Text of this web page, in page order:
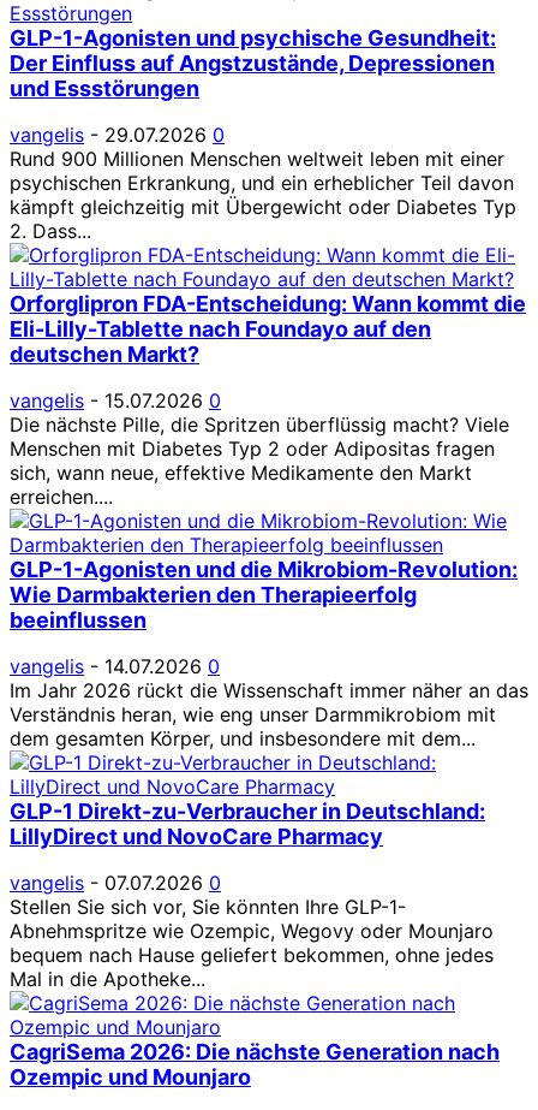
GLP-1-Agonisten und psychische Gesundheit:
Der Einfluss auf Angstzustände, Depressionen
und Essstörungen
vangelis - 29.07.2026 0
Rund 900 Millionen Menschen weltweit leben mit einer
psychischen Erkrankung, und ein erheblicher Teil davon
kämpft gleichzeitig mit Übergewicht oder Diabetes Typ
2. Dass...
Orforglipron FDA-Entscheidung: Wann kommt die
Eli-Lilly-Tablette nach Foundayo auf den
deutschen Markt?
vangelis - 15.07.2026 0
Die nächste Pille, die Spritzen überflüssig macht? Viele
Menschen mit Diabetes Typ 2 oder Adipositas fragen
sich, wann neue, effektive Medikamente den Markt
erreichen....
GLP-1-Agonisten und die Mikrobiom-Revolution:
Wie Darmbakterien den Therapieerfolg
beeinflussen
vangelis - 14.07.2026 0
Im Jahr 2026 rückt die Wissenschaft immer näher an das
Verständnis heran, wie eng unser Darmmikrobiom mit
dem gesamten Körper, und insbesondere mit dem...
GLP-1 Direkt-zu-Verbraucher in Deutschland:
LillyDirect und NovoCare Pharmacy
vangelis - 07.07.2026 0
Stellen Sie sich vor, Sie könnten Ihre GLP-1-
Abnehmspritze wie Ozempic, Wegovy oder Mounjaro
bequem nach Hause geliefert bekommen, ohne jedes
Mal in die Apotheke...
CagriSema 2026: Die nächste Generation nach
Ozempic und Mounjaro